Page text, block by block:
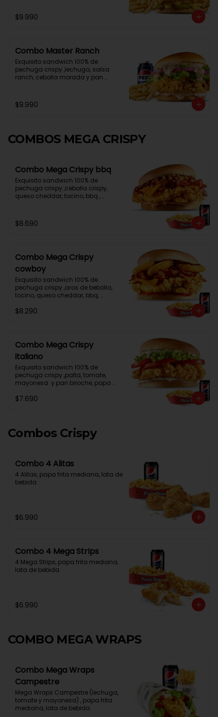
$9.990
Combo Master Ranch
Exquisito sandwich 100% de
pechuga crispy ,lechuga, salsa
ranch, cebolla morada y pan
$9.990
COMBOS MEGA CRISPY
Combo Mega Crispy bbq
Exquisito sandwich 100% de
pechuga crispy ,cebolla crispy,
queso cheddar, tocino, bbq ,
$8.690
Combo Mega Crispy
cowboy
Exquisito sandwich 100% de
pechuga crispy ,aros de bebolla,
tocino, queso cheddar, bbq,
mediana , lata de bebida
$8.290
Combo Mega Crispy
italiano
Exquisito sandwich 100% de
pechuga crispy ,palta, tomate,
mayonesa  y pan brioche, papa
$7.690
Combos Crispy
Combo 4 Alitas
4 Alitas, papa frita mediana, lata de
bebida
$6.990
Combo 4 Mega StrIps
4 Mega Strips, papa frita mediana,
lata de bebida
$6.990
COMBO MEGA WRAPS
Combo Mega Wraps
Campestre
Mega Wraps Campestre (lechuga,
tomate y mayonesa) , papa frita
mediana, lata de bebida.